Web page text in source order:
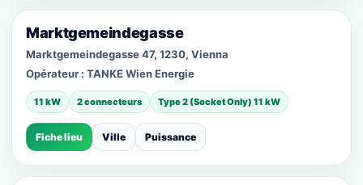
Marktgemeindegasse
Marktgemeindegasse 47, 1230, Vienna
Opérateur : TANKE Wien Energie
11 kW 2 connecteurs Type 2 (Socket Only) 11 kW
Fiche lieu Ville Puissance